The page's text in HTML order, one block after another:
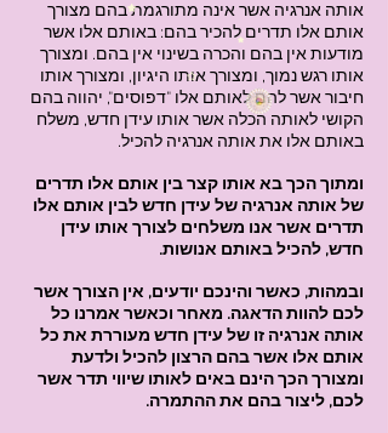
אותה אנרגיה אשר אינה מתורגמת בהם מצורך
אותם אלו תדרים להכיר בהם: באותם אלו אשר
מודעות אין בהם והכרה בשינוי אין בהם. ומצורך
אותו רגש נמוך, ומצורך אותו היגיון, ומצורך אותו
חיבור אשר להם לאותם אלו "דפוסים", יהווה בהם
הקושי לאותה הכלה אשר אותו עידן חדש, משלח
באותם אלו את אותה אנרגיה להכיל.
ומתוך הכך בא אותו קצר בין אותם אלו תדרים
של אותה אנרגיה של עידן חדש לבין אותם אלו
תדרים אשר אנו משלחים לצורך אותו עידן
חדש, להכיל באותם אנושות.
ובמהות, כאשר והינכם יודעים, אין הצורך אשר
לכם להוות הדאגה. מאחר וכאשר אמרנו כל
אותה אנרגיה זו של עידן חדש מעוררת את כל
אותם אלו אשר בהם הרצון להכיל ולדעת
ומצורך הכך הינם באים לאותו שיווי תדר אשר
לכם, ליצור בהם את ההתמרה.